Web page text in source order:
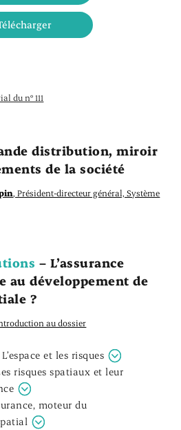
du n° 111
distribution, miroir
de la société
, Président-directeur général, Système
– L’assurance
au développement de
?
au dossier
L’espace et les risques
risques spatiaux et leur
moteur du